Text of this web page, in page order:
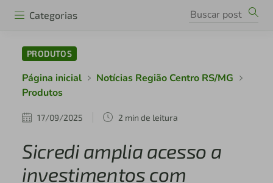
Categorias
PRODUTOS
Página inicial
Notícias Região Centro RS/MG
Produtos
17/09/2025 2 min de leitura
Sicredi amplia acesso a
investimentos com